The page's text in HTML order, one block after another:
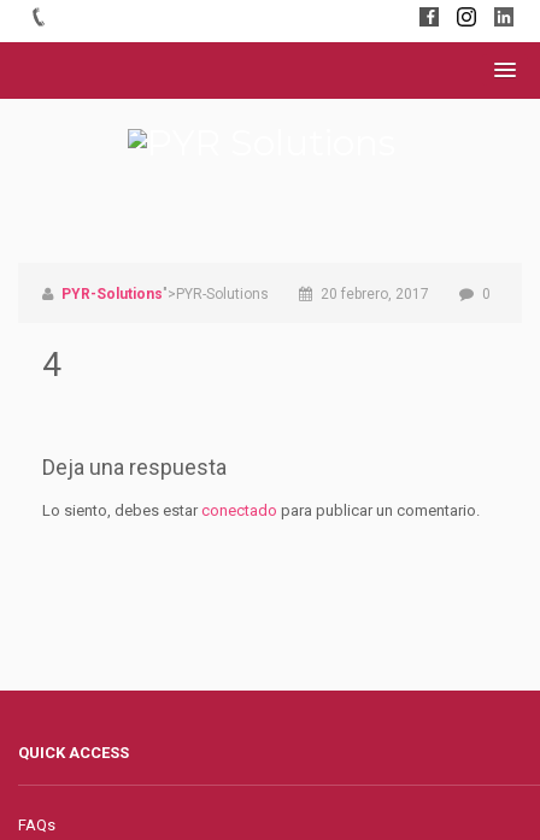
PYR-Solutions">PYR-Solutions 20 febrero, 2017 0
4
Deja una respuesta
Lo siento, debes estarconectado para publicar un comentario.
QUICK ACCESS
FAQs